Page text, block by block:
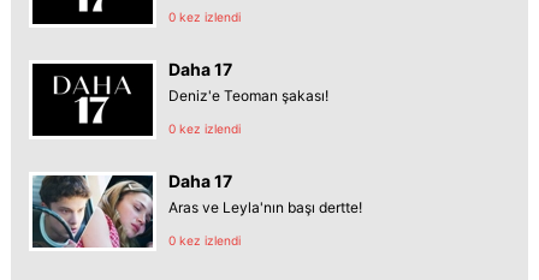
0 kez izlendi
Daha 17
Deniz'e Teoman şakası!
0 kez izlendi
Daha 17
Aras ve Leyla'nın başı dertte!
0 kez izlendi